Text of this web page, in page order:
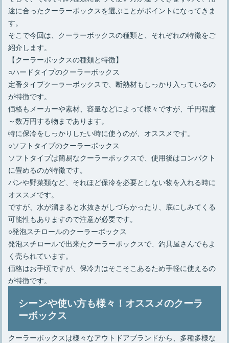
途に合ったクーラーボックスを選ぶことがポイントになってきま
す。
そこで今回は、クーラーボックスの種類と、それぞれの特徴をご
紹介します。
【クーラーボックスの種類と特徴】
○ハードタイプのクーラーボックス
定番タイプクーラーボックスで、断熱材もしっかり入っているの
が特徴です。
価格もメーカーや素材、容量などによって様々ですが、千円程度
～数万円する物まであります。
特に保冷をしっかりしたい時に使うのが、オススメです。
○ソフトタイプのクーラーボックス
ソフトタイプは簡易なクーラーボックスで、使用後はコンパクト
に畳めるのが特徴です。
パンや野菜類など、それほど保冷を必要としない物を入れる時に
オススメです。
ですが、水が溜まると水抜きがしづらかったり、底にしみてくる
可能性もありますので注意が必要です。
○発泡スチロールのクーラーボックス
発泡スチロールで出来たクーラーボックスで、釣具屋さんでもよ
く売られています。
価格はお手頃ですが、保冷力はそこそこあるため手軽に使えるの
が特徴です。
シーンや使い方も様々！オススメのクーラ
ーボックス
クーラーボックスは様々なアウトドアブランドから、多種多様な